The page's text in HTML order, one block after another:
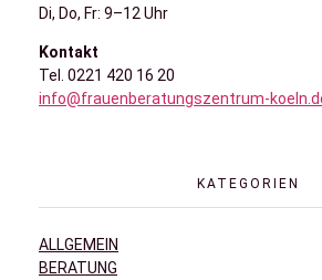
Di, Do, Fr: 9–12 Uhr
Kontakt
Tel. 0221 420 16 20
info@frauenberatungszentrum-
KATEGORIEN
ALLGEMEIN
BERATUNG